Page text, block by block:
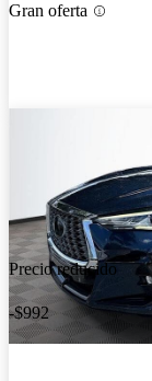
Gran oferta
Precio reducido
-$992